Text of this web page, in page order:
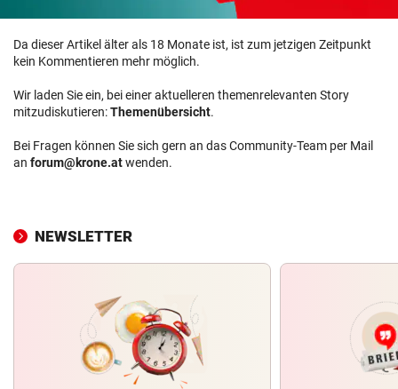
Da dieser Artikel älter als 18 Monate ist, ist zum jetzigen Zeitpunkt
kein Kommentieren mehr möglich.
Wir laden Sie ein, bei einer aktuelleren themenrelevanten Story
mitzudiskutieren:Themenübersicht.
Bei Fragen können Sie sich gern an das Community-Team per Mail
an forum@krone.atwenden.
NEWSLETTER